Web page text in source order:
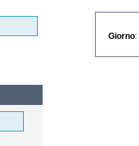
Giorno